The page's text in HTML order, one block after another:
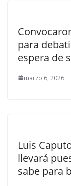
para
espera de
marzo 6, 2026
Luis
llevará
sabe para